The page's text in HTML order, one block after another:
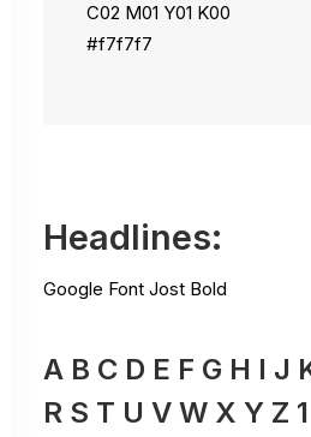
C02 M01 Y01 K00
#f7f7f7
Headlines:
Google Font Jost Bold
A B C D E F G H I J
R S T U V W X Y Z